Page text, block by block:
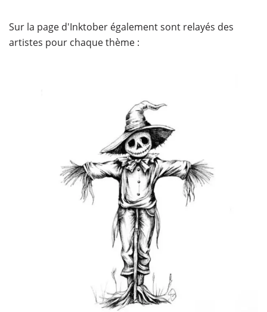
Sur la page d'Inktober également sont relayés des
artistes pour chaque thème :